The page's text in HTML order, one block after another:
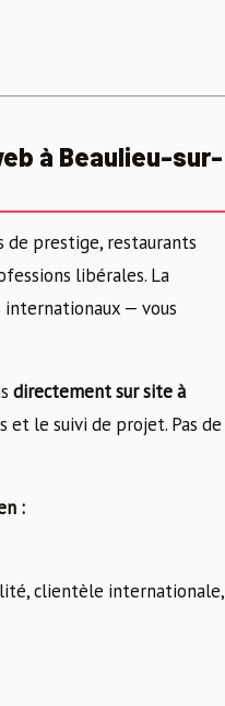
à Beaulieu-sur-
de prestige, restaurants
libérales. La
— vous
directement sur site à
et le suivi de projet. Pas de
:
clientèle internationale,